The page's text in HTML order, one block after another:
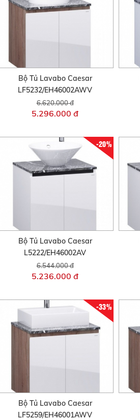
Bộ Tủ Lavabo Caesar
LF5232/EH46002AWV
6.620.000 đ
5.296.000 đ
-20%
Bộ Tủ Lavabo Caesar
L5222/EH46002AV
6.544.000 đ
5.236.000 đ
-33%
Bộ Tủ Lavabo Caesar
LF5259/EH46001AWV